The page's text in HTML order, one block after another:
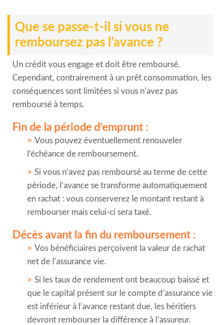
Que se passe-t-il si vous ne
remboursez pas l’avance ?
Un crédit vous engage et doit être remboursé.
Cependant, contrairement à un prêt consommation, les
conséquences sont limitées si vous n’avez pas
remboursé à temps.
Fin de la période d’emprunt :
Vous pouvez éventuellement renouveler
l’échéance de remboursement.
Si vous n’avez pas remboursé au terme de cette
période, l’avance se transforme automatiquement
en rachat : vous conserverez le montant restant à
rembourser mais celui-ci sera taxé.
Décès avant la fin du remboursement :
Vos bénéficiaires perçoivent la valeur de rachat
net de l’assurance vie.
Si les taux de rendement ont beaucoup baissé et
que le capital présent sur le compte d’assurance vie
est inférieur à l’avance restant due, les héritiers
devront rembourser la différence à l’assureur.